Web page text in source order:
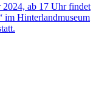
2024, ab 17 Uhr findet
im Hinterlandmuseum